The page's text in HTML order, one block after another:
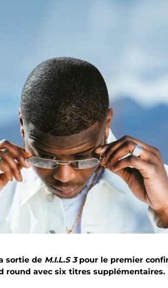
sortie de M.I.L.S 3pour le premier
round avec six titres supplémentaires.